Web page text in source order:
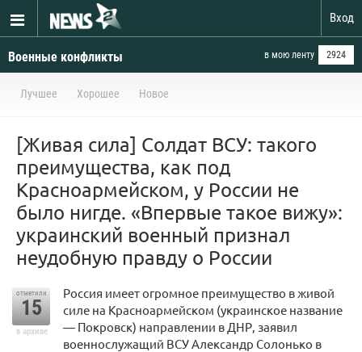
Вход
Военные конфликты в мою ленту 2924
Лучшее Хорошее Новое
[Живая сила] Солдат ВСУ: такого
преимущества, как под
Красноармейском, у России не
было нигде. «Впервые такое вижу»:
украинский военный признал
неудобную правду о России
отметили
15
в архиве
Россия имеет огромное преимущество в живой
силе на Красноармейском (украинское название
— Покровск) направлении в ДНР, заявил
военнослужащий ВСУ Александр Солонько в